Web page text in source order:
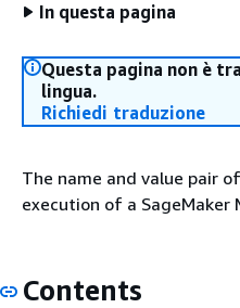
In questa pagina
Questa pagina non è
lingua.
Richiedi traduzione
The name and value pair
execution of a SageMaker
Contents